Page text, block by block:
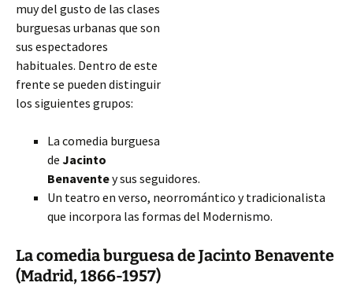
muy del gusto de las clases
burguesas urbanas que son
sus espectadores
habituales. Dentro de este
frente se pueden distinguir
los siguientes grupos:
La comedia burguesa
de Jacinto
Benaventey sus seguidores.
Un teatro en verso, neorromántico y tradicionalista
que incorpora las formas del Modernismo.
La comedia burguesa de Jacinto Benavente
(Madrid, 1866-1957)